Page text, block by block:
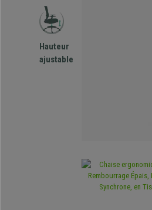
Hauteur
ajustable